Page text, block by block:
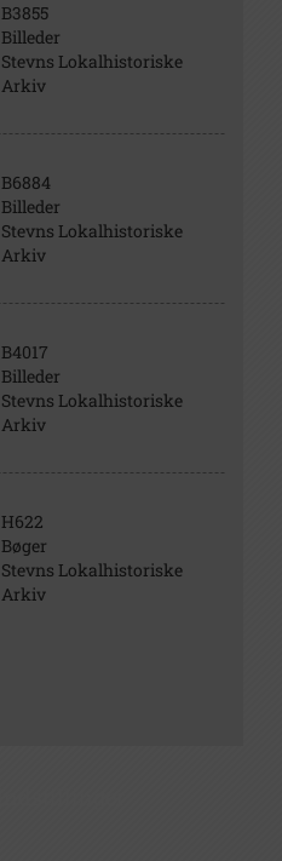
B3855
Billeder
Stevns Lokalhistoriske
Arkiv
B6884
Billeder
Stevns Lokalhistoriske
Arkiv
B4017
Billeder
Stevns Lokalhistoriske
Arkiv
H622
Bøger
Stevns Lokalhistoriske
Arkiv